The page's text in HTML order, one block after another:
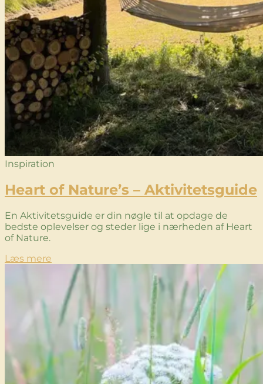
Inspiration
Heart of Nature’s – Aktivitetsguide
En Aktivitetsguide er din nøgle til at opdage de
bedste oplevelser og steder lige i nærheden af Heart
of Nature.
Læs mere